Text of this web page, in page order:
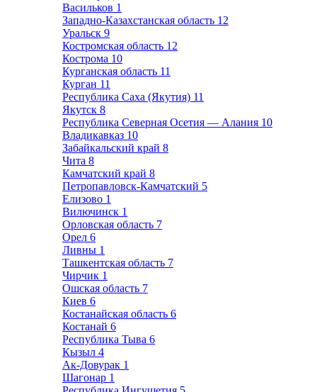
Васильков 1
Западно-Казахстанская область 12
Уральск 9
Костромская область 12
Кострома 10
Курганская область 11
Курган 11
Республика Саха (Якутия) 11
Якутск 8
Республика Северная Осетия — Алания 10
Владикавказ 10
Забайкальский край 8
Чита 8
Камчатский край 8
Петропавловск-Камчатский 5
Елизово 1
Вилючинск 1
Орловская область 7
Орел 6
Ливны 1
Ташкентская область 7
Чирчик 1
Ошская область 7
Киев 6
Костанайская область 6
Костанай 6
Республика Тыва 6
Кызыл 4
Ак-Довурак 1
Шагонар 1